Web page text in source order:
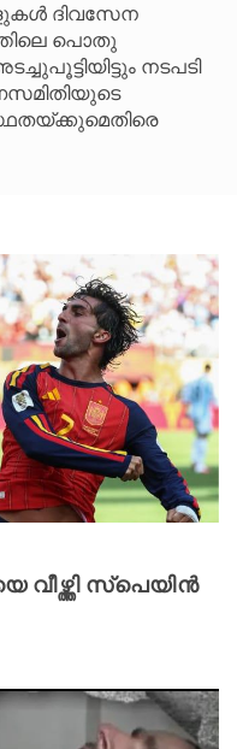
ദിവസേന
പൊതു
നടപടി
വീഴ്ത്തി സ്‌പെയിൻ